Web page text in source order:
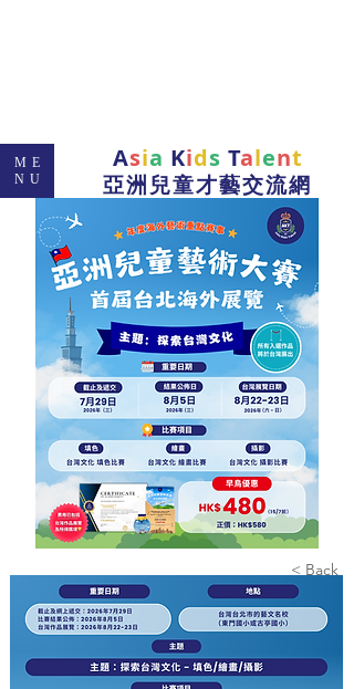
ME
NU
Asia Kids Talent
亞洲兒童才藝交流網
< Back